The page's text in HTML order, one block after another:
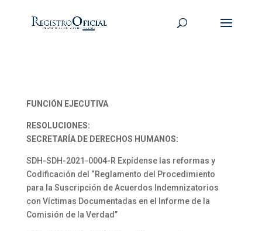
FUNCIÓN EJECUTIVA
RESOLUCIONES:
SECRETARÍA DE DERECHOS HUMANOS:
SDH-SDH-2021-0004-R Expídense las reformas y
Codificación del “Reglamento del Procedimiento
para la Suscripción de Acuerdos Indemnizatorios
con Víctimas Documentadas en el Informe de la
Comisión de la Verdad”